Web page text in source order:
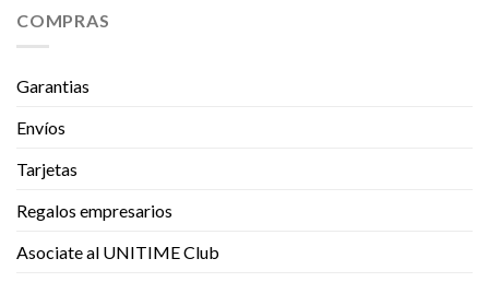
COMPRAS
Garantias
Envíos
Tarjetas
Regalos empresarios
Asociate al UNITIME Club